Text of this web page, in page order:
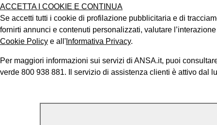
ACCETTA I COOKIE E CONTINUA
Se accetti tutti i cookie di profilazione pubblicitaria e di
fornirti annunci e contenuti personalizzati, valutare
Cookie Policy e all' Informativa Privacy.
Per maggiori informazioni sui servizi di ANSA.it, puoi
verde 800 938 881. Il servizio di assistenza clienti è attivo dal